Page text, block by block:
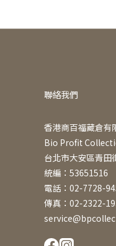
聯絡我們
香港商百福藏倉有
Bio Profit
台北市大安區青田
統編：53651516
電話：02-7728-
傳真：02-2322-